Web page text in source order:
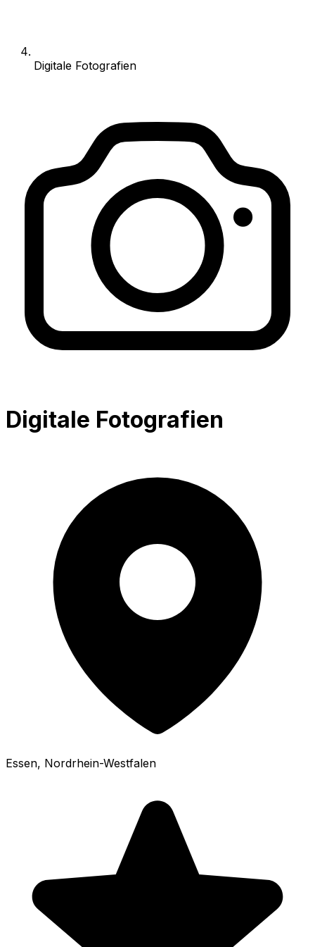
Digitale Fotografien
Digitale Fotografien
Essen, Nordrhein-Westfalen